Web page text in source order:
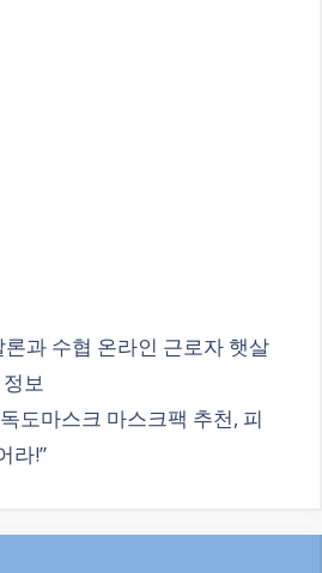
과 수협 온라인 근로자 햇살
보
도마스크 마스크팩 추천, 피
라!”